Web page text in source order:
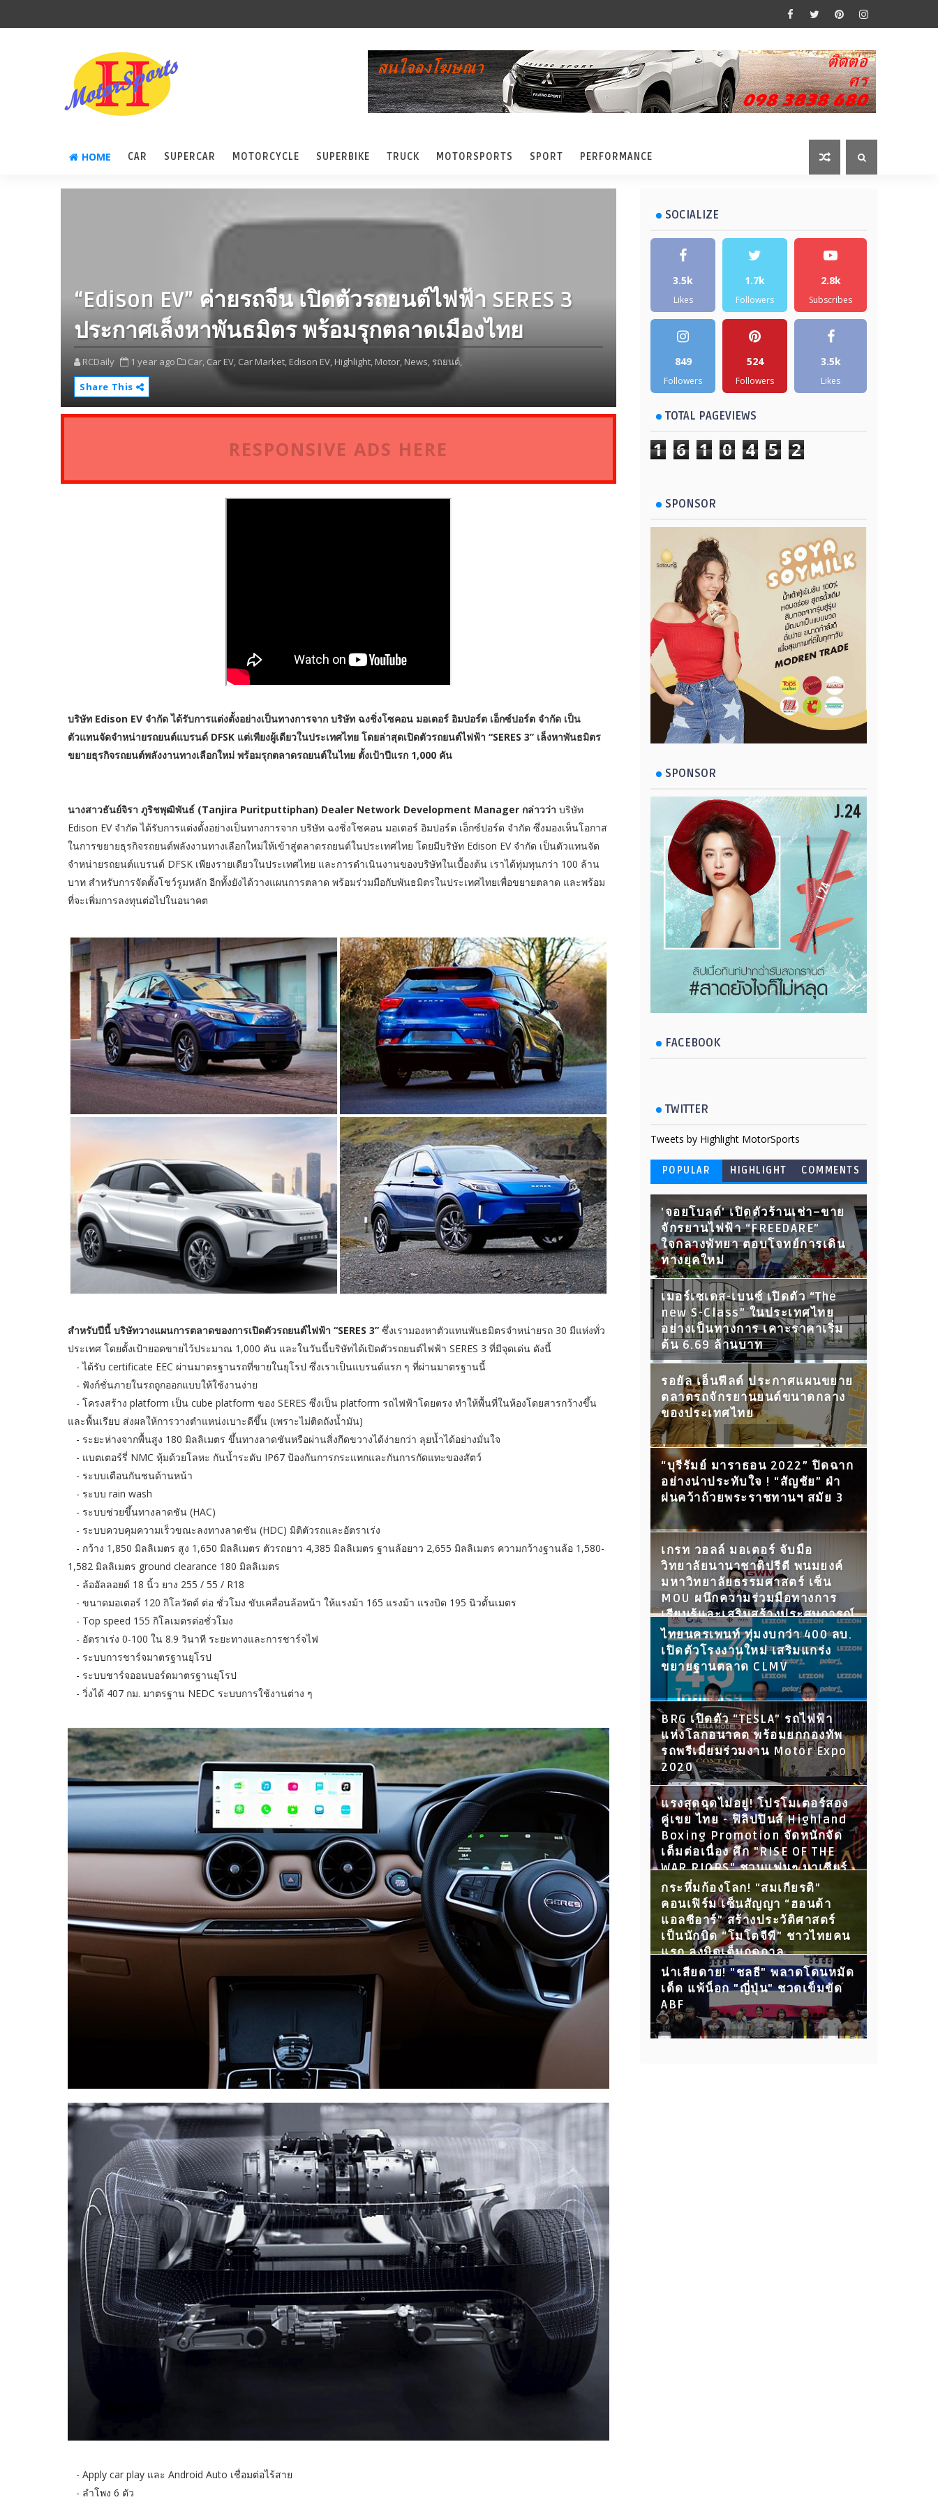
HOME CAR SUPERCAR MOTORCYCLE SUPERBIKE TRUCK MOTORSPORTS SPORT PERFORMANCE
“Edison EV” ค่ายรถจีน เปิดตัวรถยนต์ไฟฟ้า SERES 3
ประกาศเล็งหาพันธมิตร พร้อมรุกตลาดเมืองไทย
RCDaily 1 year ago Car, Car EV, Car Market, Edison EV, Highlight, Motor, News, รถยนต์,
Share This
RESPONSIVE ADS HERE
บริษัท Edison EV จำกัด ได้รับการแต่งตั้งอย่างเป็นทางการจาก บริษัท ฉงชิ่งโซคอน มอเตอร์ อิมปอร์ต เอ็กซ์ปอร์ต จำกัด เป็น
ตัวแทนจัดจำหน่ายรถยนต์แบรนด์ DFSK แต่เพียงผู้เดียวในประเทศไทย โดยล่าสุดเปิดตัวรถยนต์ไฟฟ้า “SERES 3” เล็งหาพันธมิตร
ขยายธุรกิจรถยนต์พลังงานทางเลือกใหม่ พร้อมรุกตลาดรถยนต์ในไทย ตั้งเป้าปีแรก 1,000 คัน
นางสาวธันย์จิรา ภูริชพุฒิพันธ์ (Tanjira Puritputtiphan) Dealer Network Development Manager กล่าวว่า บริษัท
Edison EV จำกัด ได้รับการแต่งตั้งอย่างเป็นทางการจาก บริษัท ฉงชิ่งโซคอน มอเตอร์ อิมปอร์ต เอ็กซ์ปอร์ต จำกัด ซึ่งมองเห็นโอกาส
ในการขยายธุรกิจรถยนต์พลังงานทางเลือกใหม่ให้เข้าสู่ตลาดรถยนต์ในประเทศไทย โดยมีบริษัท Edison EV จำกัด เป็นตัวแทนจัด
จำหน่ายรถยนต์แบรนด์ DFSK เพียงรายเดียวในประเทศไทย และการดำเนินงานของบริษัทในเบื้องต้น เราได้ทุ่มทุนกว่า 100 ล้าน
บาท สำหรับการจัดตั้งโชว์รูมหลัก อีกทั้งยังได้วางแผนการตลาด พร้อมร่วมมือกับพันธมิตรในประเทศไทยเพื่อขยายตลาด และพร้อม
ที่จะเพิ่มการลงทุนต่อไปในอนาคต
สำหรับปีนี้ บริษัทวางแผนการตลาดของการเปิดตัวรถยนต์ไฟฟ้า “SERES 3” ซึ่งเรามองหาตัวแทนพันธมิตรจำหน่ายรถ 30 มีแห่งทั่ว
ประเทศ โดยตั้งเป้ายอดขายไว้ประมาณ 1,000 คัน และในวันนี้บริษัทได้เปิดตัวรถยนต์ไฟฟ้า SERES 3 ที่มีจุดเด่น ดังนี้
- ได้รับ certificate EEC ผ่านมาตรฐานรถที่ขายในยุโรป ซึ่งเราเป็นแบรนด์แรก ๆ ที่ผ่านมาตรฐานนี้
- ฟังก์ชั่นภายในรถถูกออกแบบให้ใช้งานง่าย
- โครงสร้าง platform เป็น cube platform ของ SERES ซึ่งเป็น platform รถไฟฟ้าโดยตรง ทำให้พื้นที่ในห้องโดยสารกว้างขึ้น
และพื้นเรียบ ส่งผลให้การวางตำแหน่งเบาะดีขึ้น (เพราะไม่ติดถังน้ำมัน)
- ระยะห่างจากพื้นสูง 180 มิลลิเมตร ขึ้นทางลาดชันหรือผ่านสิ่งกีดขวางได้ง่ายกว่า ลุยน้ำได้อย่างมั่นใจ
- แบตเตอร์รี่ NMC หุ้มด้วยโลหะ กันน้ำระดับ IP67 ป้องกันการกระแทกและกันการกัดแทะของสัตว์
- ระบบเตือนกันชนด้านหน้า
- ระบบ rain wash
- ระบบช่วยขึ้นทางลาดชัน (HAC)
- ระบบควบคุมความเร็วขณะลงทางลาดชัน (HDC) มิติตัวรถและอัตราเร่ง
- กว้าง 1,850 มิลลิเมตร สูง 1,650 มิลลิเมตร ตัวรถยาว 4,385 มิลลิเมตร ฐานล้อยาว 2,655 มิลลิเมตร ความกว้างฐานล้อ 1,580-
1,582 มิลลิเมตร ground clearance 180 มิลลิเมตร
- ล้ออัลลอยด์ 18 นิ้ว ยาง 255 / 55 / R18
- ขนาดมอเตอร์ 120 กิโลวัตต์ ต่อ ชั่วโมง ขับเคลื่อนล้อหน้า ให้แรงม้า 165 แรงม้า แรงบิด 195 นิวตั้นเมตร
- Top speed 155 กิโลเมตรต่อชั่วโมง
- อัตราเร่ง 0-100 ใน 8.9 วินาที ระยะทางและการชาร์จไฟ
- ระบบการชาร์จมาตรฐานยุโรป
- ระบบชาร์จออนบอร์ดมาตรฐานยุโรป
- วิ่งได้ 407 กม. มาตรฐาน NEDC ระบบการใช้งานต่าง ๆ
- Apply car play และ Android Auto เชื่อมต่อไร้สาย
- ลำโพง 6 ตัว
SOCIALIZE
3.5k
Likes
1.7k
Followers
2.8k
Subscribes
849
Followers
524
Followers
3.5k
Likes
TOTAL PAGEVIEWS
1 6 1 0 4 5 2
SPONSOR
SPONSOR
FACEBOOK
TWITTER
Tweets by Highlight MotorSports
POPULAR HIGHLIGHT COMMENTS
'จอยโบลด์' เปิดตัวร้านเช่า–ขาย
จักรยานไฟฟ้า “FREEDARE”
ใจกลางพัทยา ตอบโจทย์การเดิน
ทางยุคใหม่
เมอร์เซเดส-เบนซ์ เปิดตัว “The
new S-Class” ในประเทศไทย
อย่างเป็นทางการ เคาะราคาเริ่ม
ต้น 6.69 ล้านบาท
รอยัล เอ็นฟีลด์ ประกาศแผนขยาย
ตลาดรถจักรยานยนต์ขนาดกลาง
ของประเทศไทย
“บุรีรัมย์ มาราธอน 2022” ปิดฉาก
อย่างน่าประทับใจ ! “สัญชัย” ฝ่า
ฝนคว้าถ้วยพระราชทานฯ สมัย 3
เกรท วอลล์ มอเตอร์ จับมือ
วิทยาลัยนานาชาติปรีดี พนมยงค์
มหาวิทยาลัยธรรมศาสตร์ เซ็น
MOU ผนึกความร่วมมือทางการ
เรียนรู้และเสริมสร้างประสบการณ์
ให้นักศึกษา พร้อมเปิดประตูสู่โลก
การทำงานในอนาคต
ไทยนครเพนท์ ทุ่มงบกว่า 400 ลบ.
เปิดตัวโรงงานใหม่ เสริมแกร่ง
ขยายฐานตลาด CLMV
BRG เปิดตัว “TESLA” รถไฟฟ้า
แห่งโลกอนาคต พร้อมยกกองทัพ
รถพรีเมี่ยมร่วมงาน Motor Expo
2020
แรงสุดฉุดไม่อยู่! โปรโมเตอร์สอง
คู่เขย ไทย - ฟิลิปปินส์ Highland
Boxing Promotion จัดหนักจัด
เต็มต่อเนื่อง ศึก "RISE OF THE
WAR RIORS" ชวนแฟนๆ มาเชียร์
กับ 15 คู่ขุนพลนักสู้ ห้ามพลาด!
กระหึ่มก้องโลก! “สมเกียรติ”
คอนเฟิร์ม เซ็นสัญญา “ฮอนด้า
แอลซีอาร์” สร้างประวัติศาสตร์
เป็นนักบิด “โมโตจีพี” ชาวไทยคน
แรก ลงบิดเต็มฤดูกาล
น่าเสียดาย! "ชลธี" พลาดโดนหมัด
เด็ด แพ้น็อก "ญี่ปุ่น" ชวดเข็มขัด
ABF